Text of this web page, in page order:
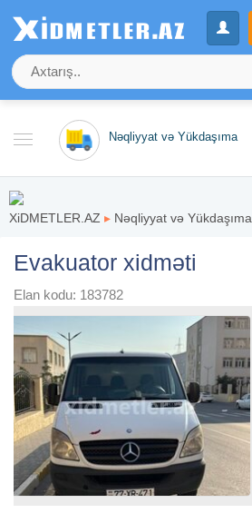
Nəqliyyat və Yükdaşıma
XiDMETLER.AZ ▸ Nəqliyyat və Yükdaşıma
Evakuator xidməti
Elan kodu: 183782